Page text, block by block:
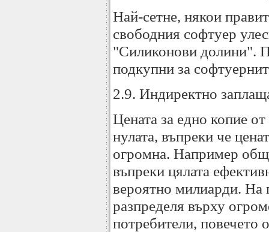
Най-сетне, някои
свободния софтуер
"Силиконови долини".
подкупни за
2.9. Индиректно
Цената за едно копие
нулата, въпреки че
огромна. Например
въпреки цялата
вероятно милиарди. На
разпределя върху
потребители, повечето